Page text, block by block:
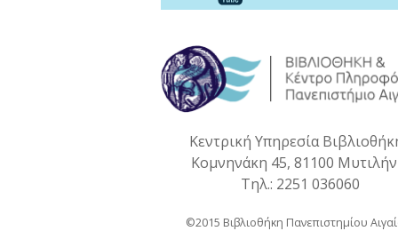
Κεντρική Υπηρεσία
Κομνηνάκη 45, 81100
Τηλ.: 2251 036060
©2015 Βιβλιοθήκη Πανεπιστημίου